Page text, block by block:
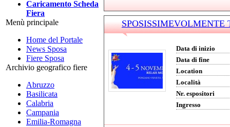
Caricamento Scheda
Fiera
Menù principale
Home del Portale
News Sposa
Fiere Sposa
Archivio geografico fiere
Abruzzo
Basilicata
Calabria
Campania
Emilia-Romagna
SPOSISSIMEVOLMENTE
Data di inizio
Data di fine
Location
Località
Nr. espositori
Ingresso